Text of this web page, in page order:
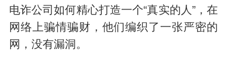
电诈公司如何精心打造一个“真实的人”，在
网络上骗情骗财，他们编织了一张严密的
网，没有漏洞。